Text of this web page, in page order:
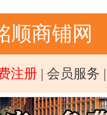
顺商铺网
注册 | 会员服务